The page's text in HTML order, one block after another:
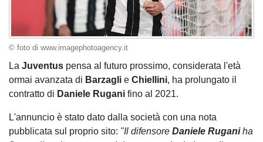
© foto di www.imagephotoagency.it
La Juventus pensa al futuro prossimo, considerata l'età
ormai avanzata di Barzagli e Chiellini, ha prolungato il
contratto di Daniele Rugani fino al 2021.
L'annuncio è stato dato dalla società con una nota
pubblicata sul proprio sito: "Il difensore Daniele Ruganiha